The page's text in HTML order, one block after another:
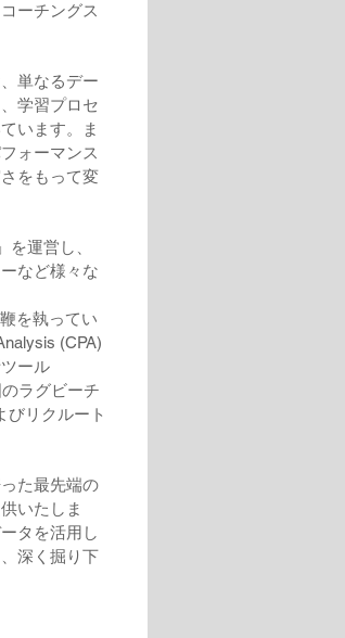
ーチングス
単なるデー
学習プロセ
います。ま
ォーマンス
をもって変
運営し、
など様々な
を執ってい
(CPA)
ール
ラグビーチ
びリクルート
た最先端の
いたしま
タを活用し
深く掘り下